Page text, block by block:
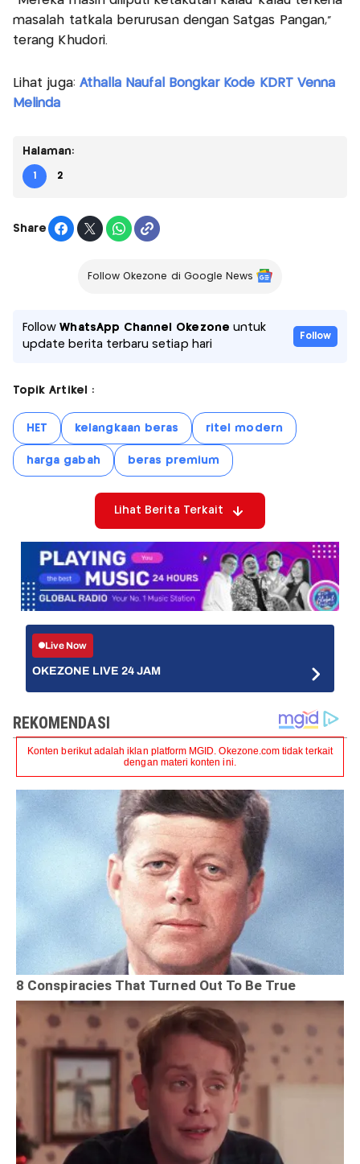
masalah tatkala berurusan dengan Satgas Pangan,"
terang Khudori.
Lihat juga: Athalla Naufal Bongkar Kode KDRT Venna
Melinda
Halaman:
1 2
Share
Follow Okezone di Google News
FollowWhatsApp Channel Okezone untuk
update berita terbaru setiap hari
Follow
Topik Artikel :
HET kelangkaan beras ritel modern
harga gabah beras premium
Lihat Berita Terkait
Live Now
OKEZONE LIVE 24 JAM